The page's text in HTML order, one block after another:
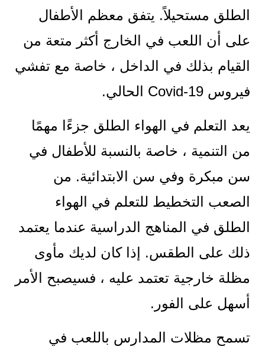
الطلق مستحيلاً. يتفق معظم الأطفال
على أن اللعب في الخارج أكثر متعة من
القيام بذلك في الداخل ، خاصة مع تفشي
فيروس Covid-19 الحالي.
يعد التعلم في الهواء الطلق جزءًا مهمًا
من التنمية ، خاصة بالنسبة للأطفال في
سن مبكرة وفي سن الابتدائية. من
الصعب التخطيط للتعلم في الهواء
الطلق في المناهج الدراسية عندما يعتمد
ذلك على الطقس. إذا كان لديك مأوى
مظلة خارجية تعتمد عليه ، فسيصبح الأمر
أسهل على الفور.
تسمح مظلات المدارس باللعب في